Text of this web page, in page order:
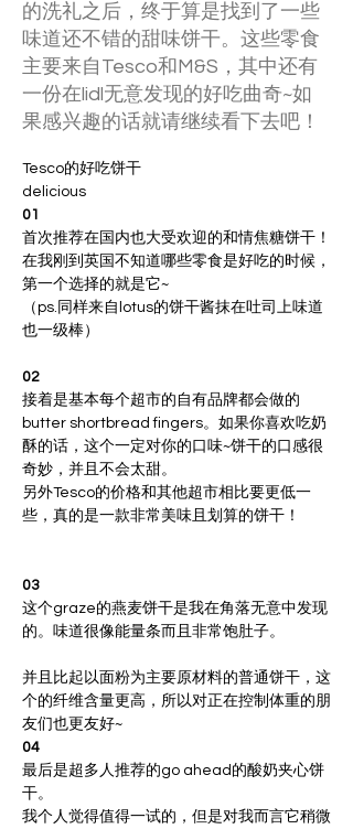
的洗礼之后，终于算是找到了一些
味道还不错的甜味饼干。这些零食
主要来自Tesco和M&S，其中还有
一份在lidl无意发现的好吃曲奇~如
果感兴趣的话就请继续看下去吧！
Tesco的好吃饼干
delicious
01
首次推荐在国内也大受欢迎的和情焦糖饼干！
在我刚到英国不知道哪些零食是好吃的时候，
第一个选择的就是它~
（ps.同样来自lotus的饼干酱抹在吐司上味道
02
接着是基本每个超市的自有品牌都会做的
butter shortbread fingers。如果你喜欢吃奶
酥的话，这个一定对你的口味~饼干的口感很
奇妙，并且不会太甜。
另外Tesco的价格和其他超市相比要更低一
些，真的是一款非常美味且划算的饼干！
03
这个graze的燕麦饼干是我在角落无意中发现
并且比起以面粉为主要原材料的普通饼干，这
个的纤维含量更高，所以对正在控制体重的朋
友们也更友好~
04
最后是超多人推荐的go ahead的酸奶夹心饼
干。
我个人觉得值得一试的，但是对我而言它稍微